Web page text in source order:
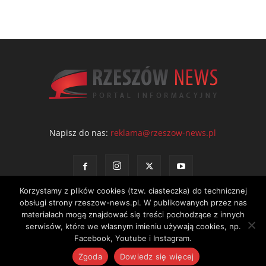
Napisz do nas: reklama@rzeszow-news.pl
Kontakt Polityka prywatności Regulamin portalu
© NEWS Sp. z o.o. - wydawca portalu Rzeszów News. Wszystkie prawa
zastrzeżone. Tel.: 601 97 55 30
Korzystamy z plików cookies (tzw. ciasteczka) do technicznej
obsługi strony rzeszow-news.pl. W publikowanych przez nas
materiałach mogą znajdować się treści pochodzące z innych
serwisów, które we własnym imieniu używają cookies, np.
Facebook, Youtube i Instagram.
Zgoda
Dowiedz się więcej